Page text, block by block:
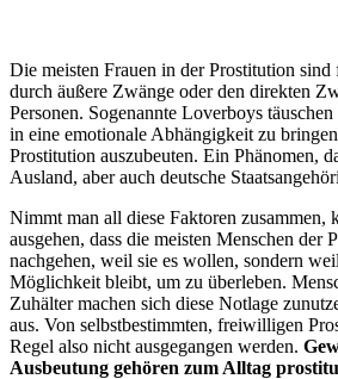
Die meisten Frauen in der Prostitution sind
durch äußere Zwänge oder den direkten
Personen. Sogenannte Loverboys
in eine emotionale Abhängigkeit zu
Prostitution auszubeuten. Ein Phänomen,
Ausland, aber auch deutsche
Nimmt man all diese Faktoren zusammen,
ausgehen, dass die meisten Menschen der
nachgehen, weil sie es wollen, sondern
Möglichkeit bleibt, um zu überleben.
Zuhälter machen sich diese Notlage
aus. Von selbstbestimmten, freiwilligen
Regel also nicht ausgegangen werden.
Ausbeutung gehören zum Alltag